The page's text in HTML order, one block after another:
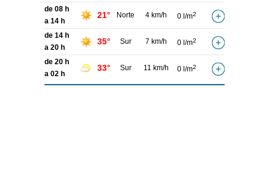
de 08 h
a 14 h
21° Norte 4 km/h 0 l/m2
de 14 h
a 20 h
35° Sur 7 km/h 0 l/m2
de 20 h
a 02 h
33° Sur 11 km/h 0 l/m2